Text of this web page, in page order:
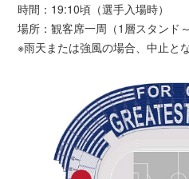
時間：19:10頃（選手入場時）
場所：観客席一周（1層スタンド
※雨天または強風の場合、中止と